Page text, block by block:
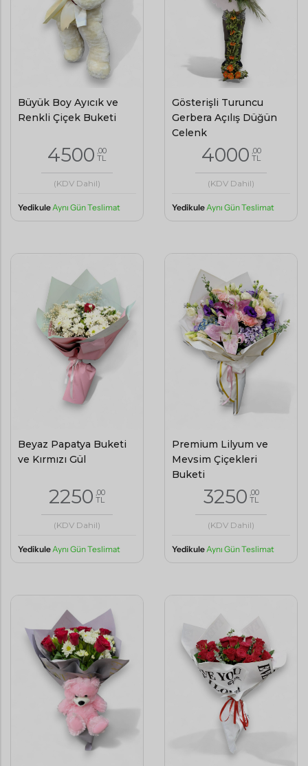
Büyük Boy Ayıcık ve
Renkli Çiçek Buketi
4500 ,00
TL
(KDV Dahil)
YedikuleAynı Gün Teslimat
Gösterişli Turuncu
Gerbera Açılış Düğün
Çelenk
4000 ,00
TL
(KDV Dahil)
YedikuleAynı Gün Teslimat
Beyaz Papatya Buketi
ve Kırmızı Gül
2250 ,00
TL
(KDV Dahil)
YedikuleAynı Gün Teslimat
Premium Lilyum ve
Mevsim Çiçekleri
Buketi
3250 ,00
TL
(KDV Dahil)
YedikuleAynı Gün Teslimat